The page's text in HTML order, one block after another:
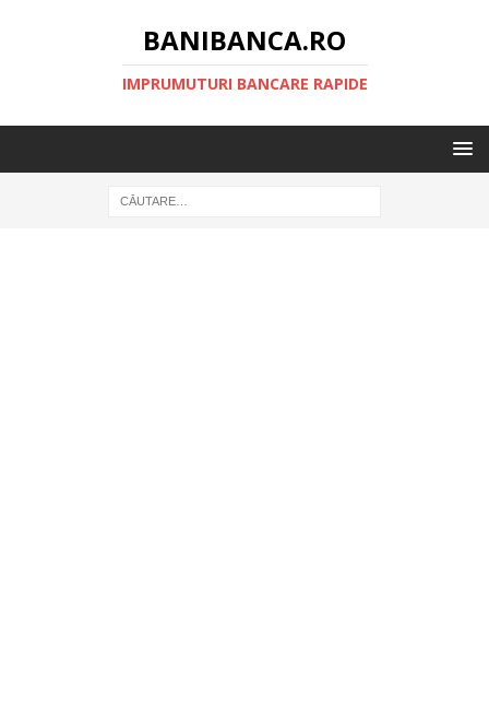
BANIBANCA.RO
IMPRUMUTURI BANCARE RAPIDE